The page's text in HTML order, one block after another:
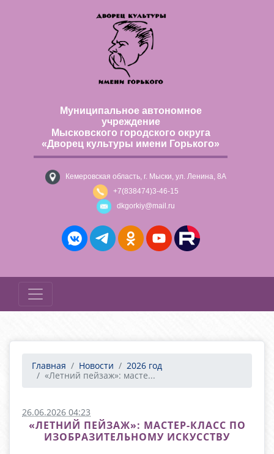
Муниципальное автономное
учреждение
Мысковского городского округа
«Дворец культуры имени Горького»
Кемеровская область, г. Мыски, ул. Ленина, 8А
+7(838474)3-46-15
dkgorkiy@mail.ru
Главная Новости
2026 год
«Летний пейзаж»: масте...
26.06.2026 04:23
«ЛЕТНИЙ ПЕЙЗАЖ»: МАСТЕР-КЛАСС ПО
ИЗОБРАЗИТЕЛЬНОМУ ИСКУССТВУ